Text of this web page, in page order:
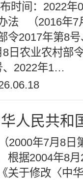
时间：2022年
法 （2016年7
令2017年第8
8日农业农村部
、2022年1…
人民共和
2000年7月8日
据2004年8月
关于修改〈中